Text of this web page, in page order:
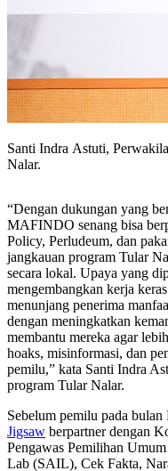
Santi Indra Astuti,
Nalar.
“Dengan dukungan yang
MAFINDO senang bisa
Policy, Perludeum, dan
jangkauan program Tular
secara lokal. Upaya yang
mengembangkan kerja
menunjang penerima
dengan meningkatkan
membantu mereka agar
hoaks, misinformasi, dan
pemilu,” kata Santi Indra
program Tular Nalar.
Sebelum pemilu pada
Jigsaw berpartner dengan
Pengawas Pemilihan
Lab (SAIL), Cek Fakta,